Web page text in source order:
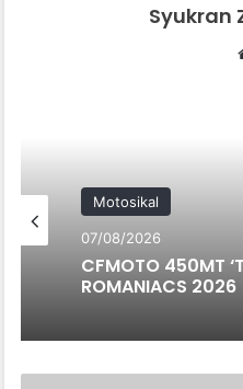
Syukran
Motosikal
07/08/2026
CFMOTO 450MT
ROMANIACS 2026